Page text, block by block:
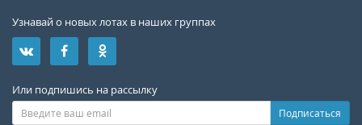
Узнавай о новых лотах в наших группах
Или подпишись на рассылку
Подписаться